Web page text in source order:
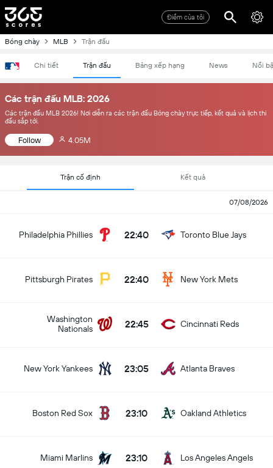
Điểm của tôi
Bóng chày MLB Trận đấu
Chi tiết Trận đấu Bảng xếp hạng News Nổi
Các trận đấu MLB: 2026
Các trận đấu MLB 2026! Nơi diễn ra các trận đấu Bóng chày trực tiếp, kết quả và lịch thi
đấu sắp tới.
Follow 4.05M
Trận cố định Kết quả
07/08/2026
Philadelphia Phillies 22:40 Toronto Blue Jays
Pittsburgh Pirates 22:40 New York Mets
Washington
Nationals
22:45 Cincinnati Reds
New York Yankees 23:05 Atlanta Braves
Boston Red Sox 23:10 Oakland Athletics
Miami Marlins 23:10 Los Angeles Angels